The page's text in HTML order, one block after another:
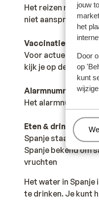
jouw
het
Door
op
kunt
Het reizen met de
niet aansprakelijk
Vaccinatie:
Voor actuele
kijk je op de site
Alarmnummer:
Het alarmnummer
Eten & drinken:
Spanje staat
Spanje bekend om
vruchten
Het water in
te drinken. Je kunt